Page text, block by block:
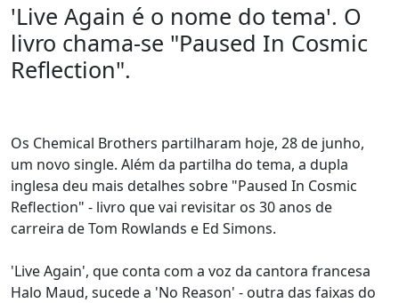
'Live Again é o nome do tema'. O
livro chama-se "Paused In Cosmic
Reflection".
Os Chemical Brothers partilharam hoje, 28 de junho,
um novo single. Além da partilha do tema, a dupla
inglesa deu mais detalhes sobre "Paused In Cosmic
Reflection" - livro que vai revisitar os 30 anos de
carreira de Tom Rowlands e Ed Simons.
'Live Again', que conta com a voz da cantora francesa
Halo Maud, sucede a 'No Reason' - outra das faixas do